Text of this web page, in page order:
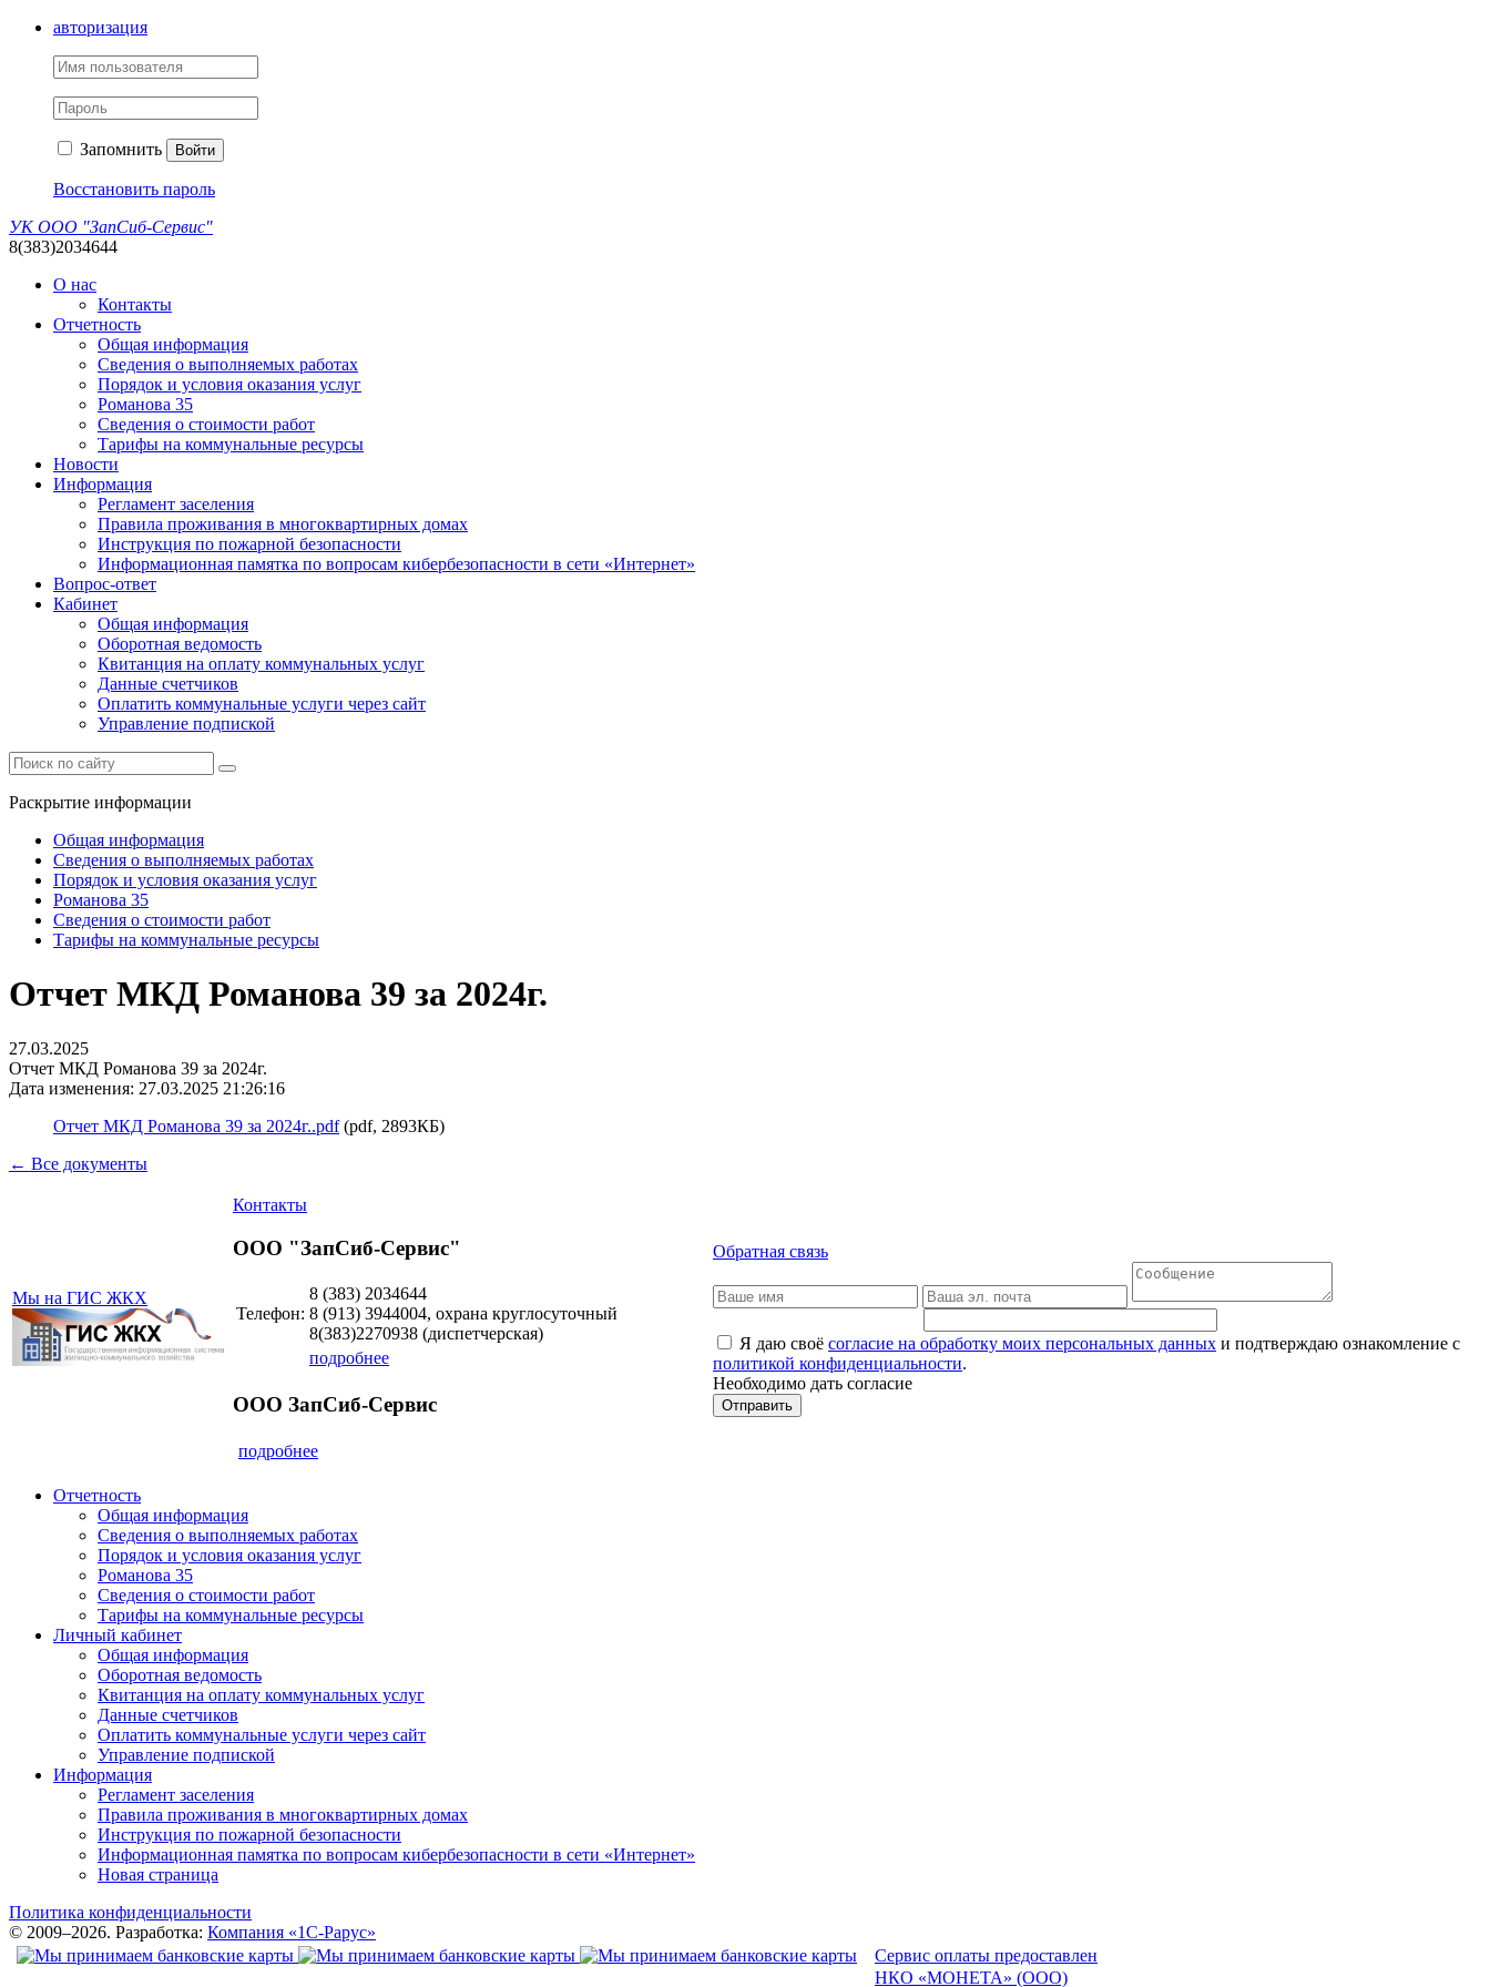
авторизация
Запомнить Войти
Восстановить пароль
УК ООО "ЗапСиб-Сервис"
8(383)2034644
О нас
Контакты
Отчетность
Общая информация
Сведения о выполняемых работах
Порядок и условия оказания услуг
Романова 35
Сведения о стоимости работ
Тарифы на коммунальные ресурсы
Новости
Информация
Регламент заселения
Правила проживания в многоквартирных домах
Инструкция по пожарной безопасности
Информационная памятка по вопросам кибербезопасности в сети «Интернет»
Вопрос-ответ
Кабинет
Общая информация
Оборотная ведомость
Квитанция на оплату коммунальных услуг
Данные счетчиков
Оплатить коммунальные услуги через сайт
Управление подпиской
Раскрытие информации
Общая информация
Сведения о выполняемых работах
Порядок и условия оказания услуг
Романова 35
Сведения о стоимости работ
Тарифы на коммунальные ресурсы
Отчет МКД Романова 39 за 2024г.
27.03.2025
Отчет МКД Романова 39 за 2024г.
Дата изменения: 27.03.2025 21:26:16
Отчет МКД Романова 39 за 2024г..pdf(pdf, 2893КБ)
← Все документы
Мы на ГИС ЖКХ
Контакты
ООО "ЗапСиб-Сервис"
Телефон:
8 (383) 2034644
8 (913) 3944004, охрана круглосуточный
8(383)2270938 (диспетчерская)
подробнее
ООО ЗапСиб-Сервис
подробнее
Обратная связь
Я даю своё согласие на обработку моих персональных данных и подтверждаю ознакомление с
политикой конфиденциальности.
Необходимо дать согласие
Отправить
Отчетность
Общая информация
Сведения о выполняемых работах
Порядок и условия оказания услуг
Романова 35
Сведения о стоимости работ
Тарифы на коммунальные ресурсы
Личный кабинет
Общая информация
Оборотная ведомость
Квитанция на оплату коммунальных услуг
Данные счетчиков
Оплатить коммунальные услуги через сайт
Управление подпиской
Информация
Регламент заселения
Правила проживания в многоквартирных домах
Инструкция по пожарной безопасности
Информационная памятка по вопросам кибербезопасности в сети «Интернет»
Новая страница
Политика конфиденциальности
© 2009–2026. Разработка: Компания «1С-Рарус»
Сервис оплаты предоставлен
НКО «МОНЕТА» (ООО)